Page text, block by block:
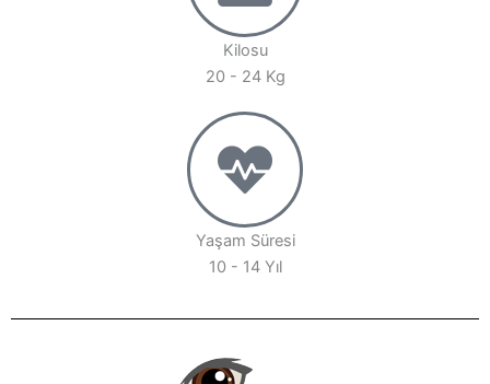
Kilosu
20 - 24 Kg
Yaşam Süresi
10 - 14 Yıl